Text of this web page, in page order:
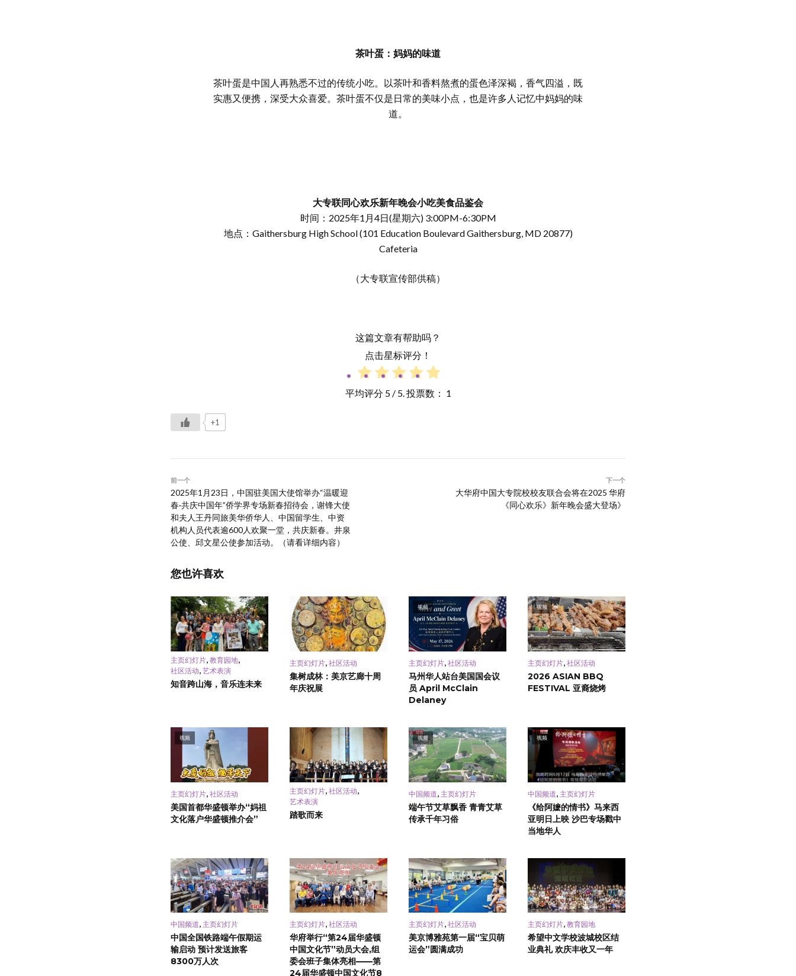
茶叶蛋：妈妈的味道
茶叶蛋是中国人再熟悉不过的传统小吃。以茶叶和香料熬煮的蛋色泽深褐，香气四溢，既
实惠又便携，深受大众喜爱。茶叶蛋不仅是日常的美味小点，也是许多人记忆中妈妈的味
道。
大专联同心欢乐新年晚会小吃美食品鉴会
时间：2025年1月4日(星期六) 3:00PM-6:30PM
地点：Gaithersburg High School (101 Education Boulevard Gaithersburg, MD 20877)
Cafeteria
（大专联宣传部供稿）
这篇文章有帮助吗？
点击星标评分！
平均评分 5/ 5. 投票数： 1
+1
前一个
2025年1月23日，中国驻美国大使馆举办“温暖迎
春·共庆中国年”侨学界专场新春招待会，谢锋大使
和夫人王丹同旅美华侨华人、中国留学生、中资
机构人员代表逾600人欢聚一堂，共庆新春。井泉
公使、邱文星公使参加活动。（请看详细内容）
下一个
大华府中国大专院校校友联合会将在2025 华府
《同心欢乐》新年晚会盛大登场》
您也许喜欢
主页幻灯片 教育园地
社区活动 艺术表演
知音跨山海，音乐连未来
主页幻灯片 社区活动
集树成林：美京艺廊十周
年庆祝展
视频
主页幻灯片 社区活动
马州华人站台美国国会议
员 April McClain
Delaney
视频
主页幻灯片 社区活动
2026 ASIAN BBQ
FESTIVAL 亚裔烧烤
视频
主页幻灯片 社区活动
美国首都华盛顿举办“妈祖
文化落户华盛顿推介会”
主页幻灯片 社区活动
艺术表演
踏歌而来
视频
中国频道 主页幻灯片
端午节艾草飘香 青青艾草
传承千年习俗
视频
中国频道 主页幻灯片
《给阿嬷的情书》马来西
亚明日上映 沙巴专场戳中
当地华人
中国频道, 主页幻灯片
中国全国铁路端午假期运
输启动 预计发送旅客
8300万人次
主页幻灯片, 社区活动
华府举行“第24届华盛顿
中国文化节”动员大会,组
委会班子集体亮相——第
24届华盛顿中国文化节8
主页幻灯片, 社区活动
美京博雅苑第一届“宝贝萌
运会”圆满成功
主页幻灯片, 教育园地
希望中文学校波城校区结
业典礼 欢庆丰收又一年